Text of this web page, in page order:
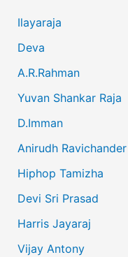
Ilayaraja
Deva
A.R.Rahman
Yuvan Shankar Raja
D.Imman
Anirudh Ravichander
Hiphop Tamizha
Devi Sri Prasad
Harris Jayaraj
Vijay Antony